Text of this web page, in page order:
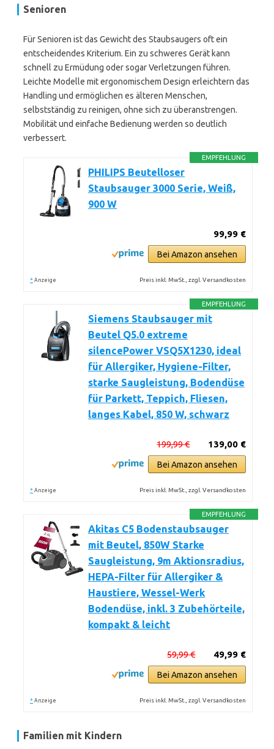
Senioren
Für Senioren ist das Gewicht des Staubsaugers oft ein
entscheidendes Kriterium. Ein zu schweres Gerät kann
schnell zu Ermüdung oder sogar Verletzungen führen.
Leichte Modelle mit ergonomischem Design erleichtern das
Handling und ermöglichen es älteren Menschen,
selbstständig zu reinigen, ohne sich zu überanstrengen.
Mobilität und einfache Bedienung werden so deutlich
verbessert.
EMPFEHLUNG
PHILIPS Beutelloser
Staubsauger 3000 Serie, Weiß,
900 W
99,99 €
Bei Amazon ansehen
* Anzeige Preis inkl. MwSt., zzgl. Versandkosten
EMPFEHLUNG
Siemens Staubsauger mit
Beutel Q5.0 extreme
silencePower VSQ5X1230, ideal
für Allergiker, Hygiene-Filter,
starke Saugleistung, Bodendüse
für Parkett, Teppich, Fliesen,
langes Kabel, 850 W, schwarz
139,00 €
199,99 €
Bei Amazon ansehen
* Anzeige Preis inkl. MwSt., zzgl. Versandkosten
EMPFEHLUNG
Akitas C5 Bodenstaubsauger
mit Beutel, 850W Starke
Saugleistung, 9m Aktionsradius,
HEPA-Filter für Allergiker &
Haustiere, Wessel-Werk
Bodendüse, inkl. 3 Zubehörteile,
kompakt & leicht
49,99 €
59,99 €
Bei Amazon ansehen
* Anzeige Preis inkl. MwSt., zzgl. Versandkosten
Familien mit Kindern